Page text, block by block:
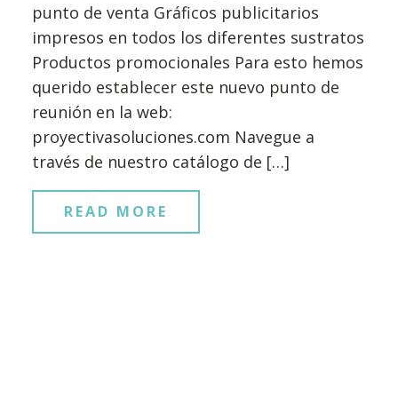
punto de venta Gráficos publicitarios
impresos en todos los diferentes sustratos
Productos promocionales Para esto hemos
querido establecer este nuevo punto de
reunión en la web:
proyectivasoluciones.com Navegue a
través de nuestro catálogo de […]
READ MORE